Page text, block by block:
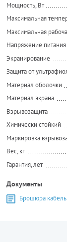
Мощность, Вт
Максимальная
Максимальная
Напряжение питания
Экранирование
Защита от
Материал оболочки
Материал экрана
Взрывозащита
Химически стойкий
Маркировка
Вес, кг
Гарантия, лет
Документы
Брошюра